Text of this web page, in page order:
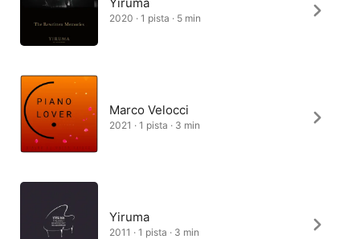
2020 · 1 pista · 5 min
Marco Velocci
2021 · 1 pista · 3 min
Yiruma
2011 · 1 pista · 3 min